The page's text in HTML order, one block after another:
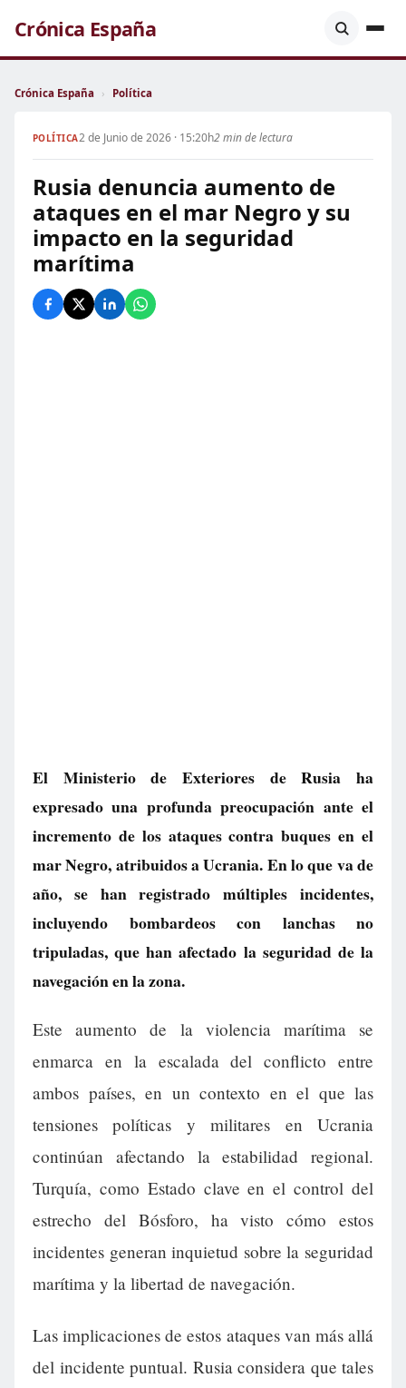
Crónica España
Crónica España › Política
POLÍTICA2 de Junio de 2026 · 15:20h2 min de lectura
Rusia denuncia aumento de
ataques en el mar Negro y su
impacto en la seguridad
marítima
El Ministerio de Exteriores de Rusia ha
expresado una profunda preocupación ante el
incremento de los ataques contra buques en el
mar Negro, atribuidos a Ucrania. En lo que va de
año, se han registrado múltiples incidentes,
incluyendo bombardeos con lanchas no
tripuladas, que han afectado la seguridad de la
navegación en la zona.
Este aumento de la violencia marítima se
enmarca en la escalada del conflicto entre
ambos países, en un contexto en el que las
tensiones políticas y militares en Ucrania
continúan afectando la estabilidad regional.
Turquía, como Estado clave en el control del
estrecho del Bósforo, ha visto cómo estos
incidentes generan inquietud sobre la seguridad
marítima y la libertad de navegación.
Las implicaciones de estos ataques van más allá
del incidente puntual. Rusia considera que tales